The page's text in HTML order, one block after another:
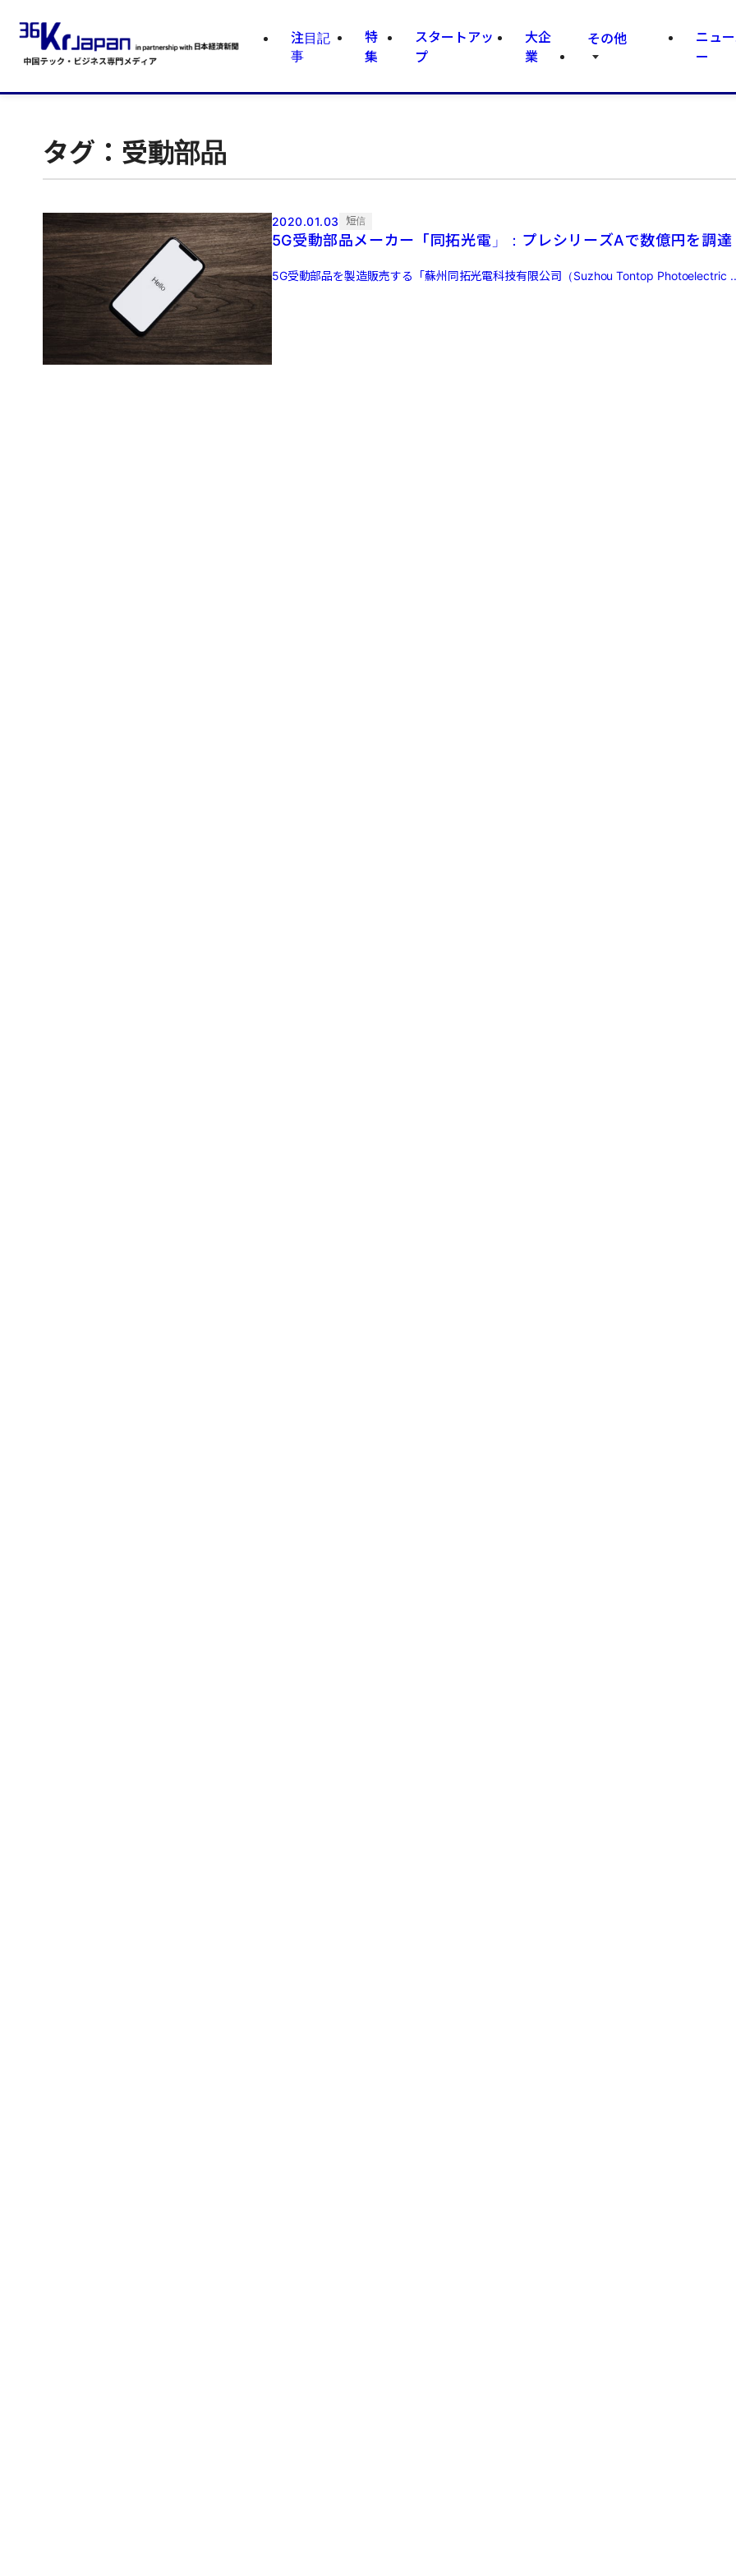
注目記
事
特
集
スタートアッ
プ
大企
業
その他
ニュ
ー
タグ：受動部品
2020.01.03 短信
5G受動部品メーカー「同拓光電」：プレシリーズAで数億円を調達
5G受動部品を製造販売する「蘇州同拓光電科技有限公司（Suzhou Tontop Photoelectric